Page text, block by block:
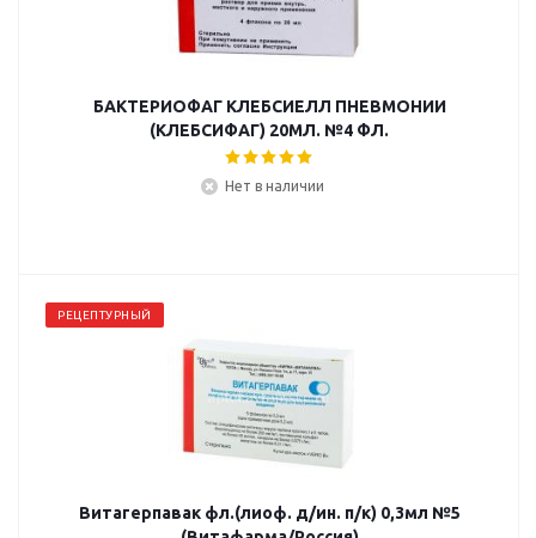
БАКТЕРИОФАГ КЛЕБСИЕЛЛ ПНЕВМОНИИ
(КЛЕБСИФАГ) 20МЛ. №4 ФЛ.
Нет в наличии
РЕЦЕПТУРНЫЙ
Витагерпавак фл.(лиоф. д/ин. п/к) 0,3мл №5